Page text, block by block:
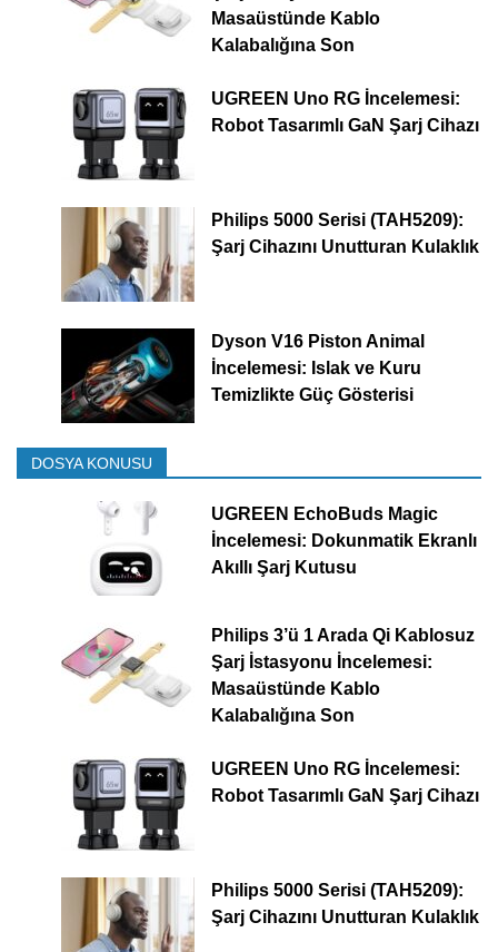
Masaüstünde Kablo
Kalabalığına Son
UGREEN Uno RG İncelemesi:
Robot Tasarımlı GaN Şarj Cihazı
Philips 5000 Serisi (TAH5209):
Şarj Cihazını Unutturan Kulaklık
Dyson V16 Piston Animal
İncelemesi: Islak ve Kuru
Temizlikte Güç Gösterisi
DOSYA KONUSU
UGREEN EchoBuds Magic
İncelemesi: Dokunmatik Ekranlı
Akıllı Şarj Kutusu
Philips 3’ü 1 Arada Qi Kablosuz
Şarj İstasyonu İncelemesi:
Masaüstünde Kablo
Kalabalığına Son
UGREEN Uno RG İncelemesi:
Robot Tasarımlı GaN Şarj Cihazı
Philips 5000 Serisi (TAH5209):
Şarj Cihazını Unutturan Kulaklık